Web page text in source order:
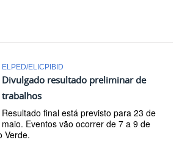
ELPED/ELICPIBID
Divulgado resultado preliminar de
trabalhos
Resultado final está previsto para 23 de
maio. Eventos vão ocorrer de 7 a 9 de
Verde.